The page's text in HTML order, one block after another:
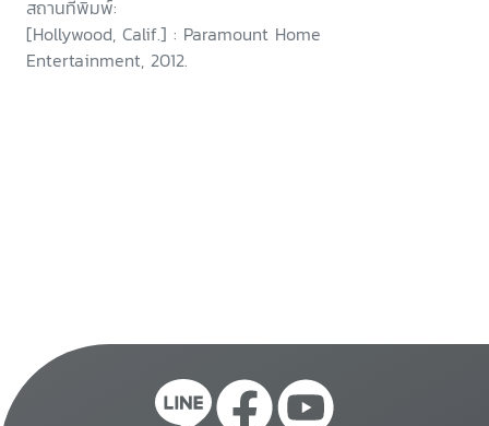
สถานที่พิมพ์:
[Hollywood, Calif.] : Paramount Home
Entertainment, 2012.